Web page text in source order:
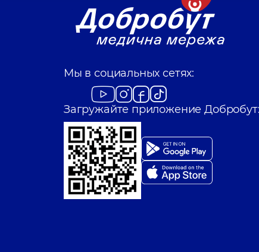
Мы в социальных сетях:
Загружайте приложение Добробут: